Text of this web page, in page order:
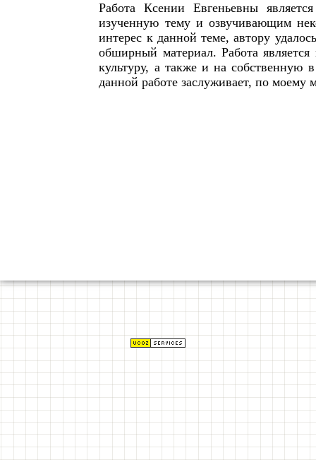
Работа Ксении Евгеньевны
изученную тему и озвучивающим
интерес к данной теме, автору
обширный материал. Работа
культуру, а также и на собственную
данной работе заслуживает, по